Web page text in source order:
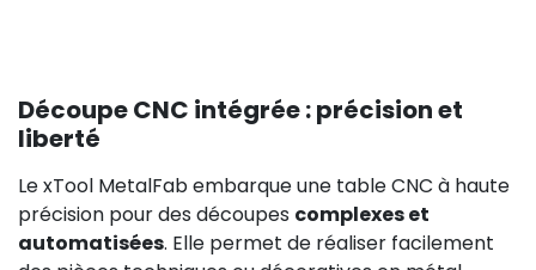
Découpe CNC intégrée : précision et
liberté
Le xTool MetalFab embarque une table CNC à haute
précision pour des découpes complexes et
automatisées. Elle permet de réaliser facilement